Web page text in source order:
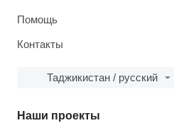
Помощь
Контакты
Таджикистан / русский
Наши проекты